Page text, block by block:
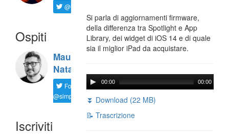
@ftrava
Ospiti
Maurizio
Natali
Follow
@simplemal
Iscriviti
Si parla di aggiornamenti firmware,
della differenza tra Spotlight e App
Library, dei widget di iOS 14 e di quale
sia il miglior iPad da acquistare.
00:00 00:00
⏬ Download (22 MB)
📝 Trascrizione